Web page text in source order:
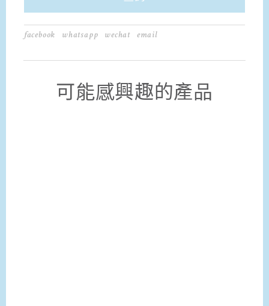
facebook whatsapp wechat email
可能感興趣的產品